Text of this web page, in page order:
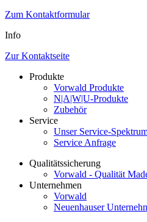
Zum Kontaktformular
Info
Zur Kontaktseite
Produkte
Vorwald Produkte
N|A|W|U-Produkte
Zubehör
Service
Unser Service-
Service Anfrage
Qualitätssicherung
Vorwald - Qualität
Unternehmen
Vorwald
Neuenhauser